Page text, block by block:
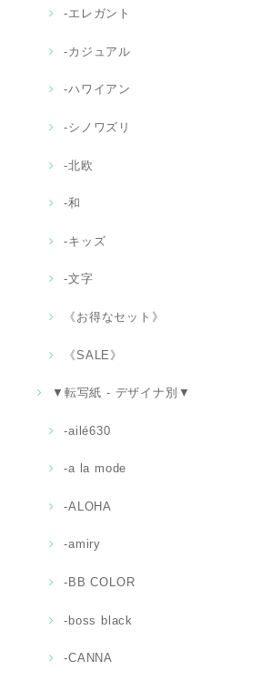
‐エレガント
‐カジュアル
‐ハワイアン
-シノワズリ
-北欧
‐和
-キッズ
‐文字
《お得なセット》
《SALE》
▼転写紙 - デザイナ別▼
-ailé630
-a la mode
-ALOHA
-amiry
-BB COLOR
-boss black
-CANNA